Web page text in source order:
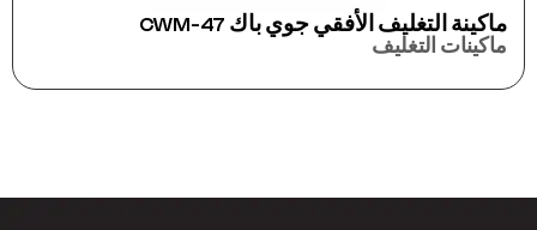
ماكينة التغليف الأفقي جوي باك CWM-47
ماكينات التغليف